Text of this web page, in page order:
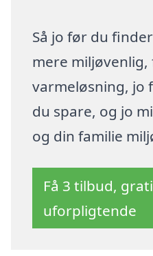
Så jo før du
mere
varmeløsning, jo
du spare, og jo
og din familie
Få 3 tilbud,
uforpligtende